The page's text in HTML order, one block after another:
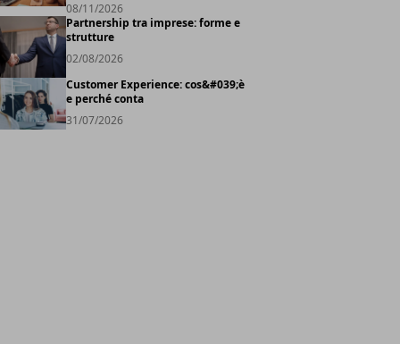
08/11/2026
Partnership tra imprese: forme e
strutture
02/08/2026
Customer Experience: cos&#039;è
e perché conta
31/07/2026